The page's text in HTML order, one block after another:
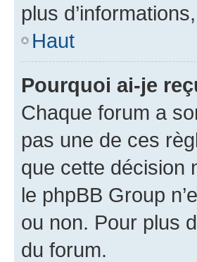
plus
Haut
Pourquoi ai-je
Chaque forum a
pas une de ces
que cette décision
le phpBB Group
ou non. Pour plus
du forum.